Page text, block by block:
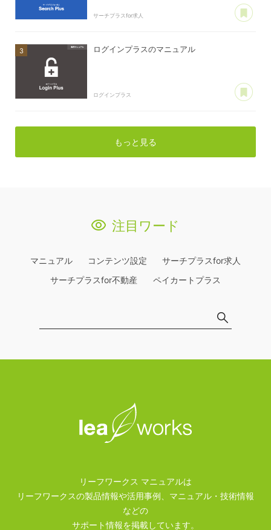
サーチプラスfor求人
ログインプラスのマニュアル
ログインプラス
もっと見る
注目ワード
マニュアル コンテンツ設定
サーチプラスfor求人
サーチプラスfor不動産
ペイカートプラス
リーフワークス マニュアルは
リーフワークスの製品情報や活用事例、マニュアル・技術情報
などの
サポート情報を掲載しています。